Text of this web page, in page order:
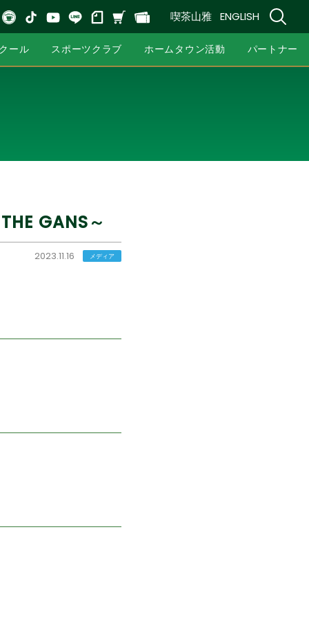
喫茶山雅 ENGLISH
ール スポーツクラブ ホームタウン活動 パートナー
GANS～
2023.11.16 メディア